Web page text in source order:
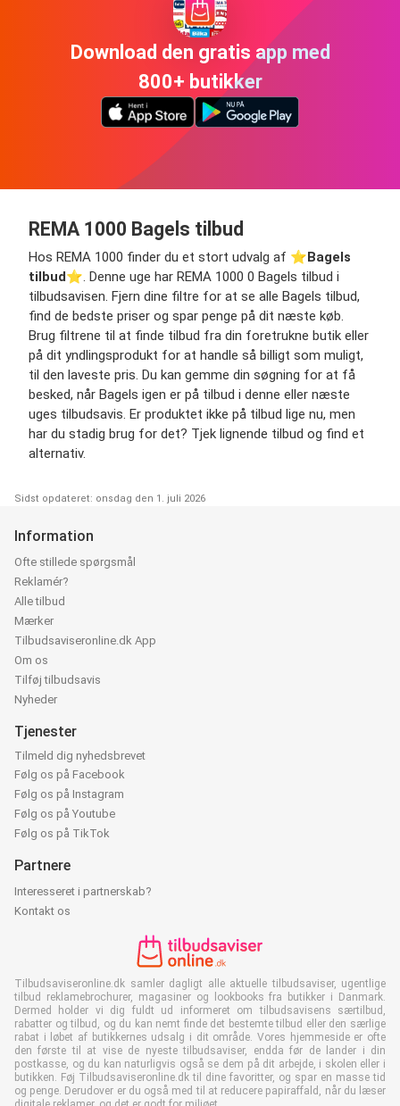
Download den gratis app med
800+ butikker
REMA 1000 Bagels tilbud
Hos REMA 1000 finder du et stort udvalg af ⭐️Bagels
tilbud⭐️. Denne uge har REMA 1000 0 Bagels tilbud i
tilbudsavisen. Fjern dine filtre for at se alle Bagels tilbud,
find de bedste priser og spar penge på dit næste køb.
Brug filtrene til at finde tilbud fra din foretrukne butik eller
på dit yndlingsprodukt for at handle så billigt som muligt,
til den laveste pris. Du kan gemme din søgning for at få
besked, når Bagels igen er på tilbud i denne eller næste
uges tilbudsavis. Er produktet ikke på tilbud lige nu, men
har du stadig brug for det? Tjek lignende tilbud og find et
alternativ.
Sidst opdateret: onsdag den 1. juli 2026
Information
Ofte stillede spørgsmål
Reklamér?
Alle tilbud
Mærker
Tilbudsaviseronline.dk App
Om os
Tilføj tilbudsavis
Nyheder
Tjenester
Tilmeld dig nyhedsbrevet
Følg os på Facebook
Følg os på Instagram
Følg os på Youtube
Følg os på TikTok
Partnere
Interesseret i partnerskab?
Kontakt os
Tilbudsaviseronline.dk samler dagligt alle aktuelle tilbudsaviser, ugentlige
tilbud reklamebrochurer, magasiner og lookbooks fra butikker i Danmark.
Dermed holder vi dig fuldt ud informeret om tilbudsavisens særtilbud,
rabatter og tilbud, og du kan nemt finde det bestemte tilbud eller den særlige
rabat i løbet af butikkernes udsalg i dit område. Vores hjemmeside er ofte
den første til at vise de nyeste tilbudsaviser, endda før de lander i din
postkasse, og du kan naturligvis også se dem på dit arbejde, i skolen eller i
butikken. Føj Tilbudsaviseronline.dk til dine favoritter, og spar en masse tid
og penge. Derudover er du også med til at reducere papiraffald, når du læser